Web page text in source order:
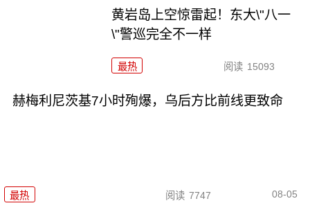
黄岩岛上空惊雷起！东大\"八一
\"警巡完全不一样
最热 阅读 15093
赫梅利尼茨基7小时殉爆，乌后方比前线更致命
最热 阅读 7747 08-05